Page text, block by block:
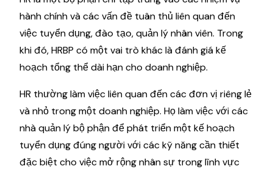
hành chính và các vấn đề tuân thủ liên quan đến
việc tuyển dụng, đào tạo, quản lý nhân viên. Trong
khi đó, HRBP có một vai trò khác là đánh giá kế
hoạch tổng thể dài hạn cho doanh nghiệp.
HR thường làm việc liên quan đến các đơn vị riêng lẻ
và nhỏ trong một doanh nghiệp. Họ làm việc với các
nhà quản lý bộ phận để phát triển một kế hoạch
tuyển dụng đúng người với các kỹ năng cần thiết
đặc biệt cho việc mở rộng nhân sự trong lĩnh vực